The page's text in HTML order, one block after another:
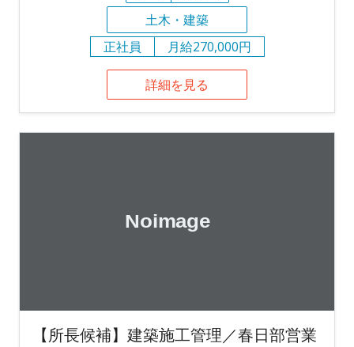
土木・建築
正社員
月給270,000円
詳細を見る
【所長候補】建築施工管理／春日部営業